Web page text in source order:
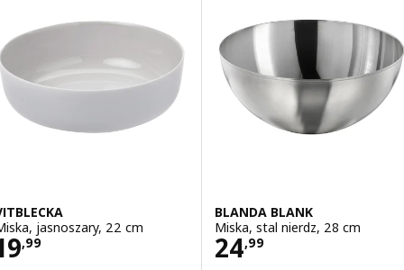
jasnoszary, 22 cm
,99 19,99
BLANDA BLANK
Miska, stal nierdz, 28 cm
24,99
Cena 24,99